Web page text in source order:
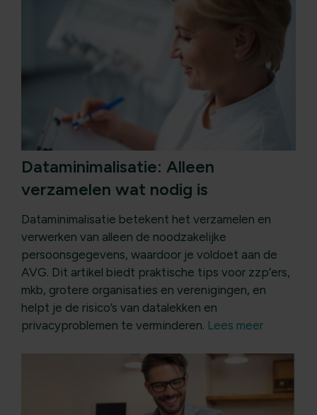
Dataminimalisatie: Alleen
verzamelen wat nodig is
Dataminimalisatie betekent het verzamelen en
verwerken van alleen de noodzakelijke
persoonsgegevens, waardoor je voldoet aan de
AVG. Dit artikel biedt praktische tips voor zzp’ers,
mkb, grotere organisaties en verenigingen, en
helpt je de risico’s van datalekken en
privacyproblemen te verminderen. Lees meer